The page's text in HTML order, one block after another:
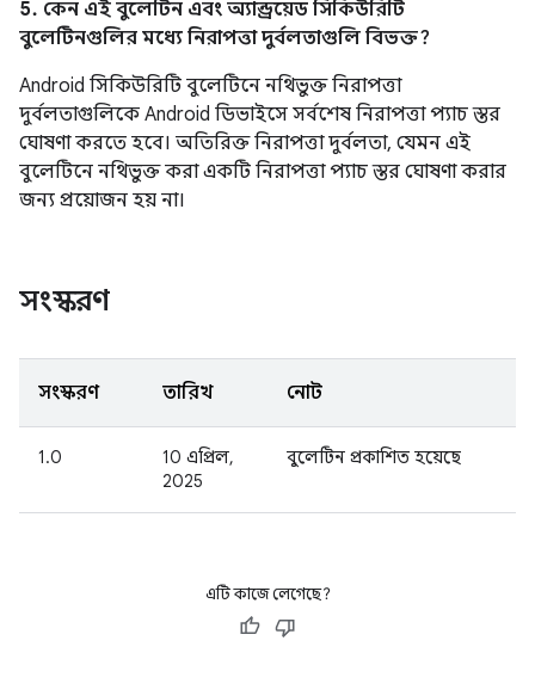
5. কেন এই বুলেটিন এবং অ্যান্ড্রয়েড সিকিউরিটি
বুলেটিনগুলির মধ্যে নিরাপত্তা দুর্বলতাগুলি বিভক্ত?
Android সিকিউরিটি বুলেটিনে নথিভুক্ত নিরাপত্তা
দুর্বলতাগুলিকে Android ডিভাইসে সর্বশেষ নিরাপত্তা প্যাচ স্তর
ঘোষণা করতে হবে। অতিরিক্ত নিরাপত্তা দুর্বলতা, যেমন এই
বুলেটিনে নথিভুক্ত করা একটি নিরাপত্তা প্যাচ স্তর ঘোষণা করার
জন্য প্রয়োজন হয় না।
সংস্করণ
সংস্করণ তারিখ নোট
1.0
10 এপ্রিল,
2025
বুলেটিন প্রকাশিত হয়েছে
এটি কাজে লেগেছে?